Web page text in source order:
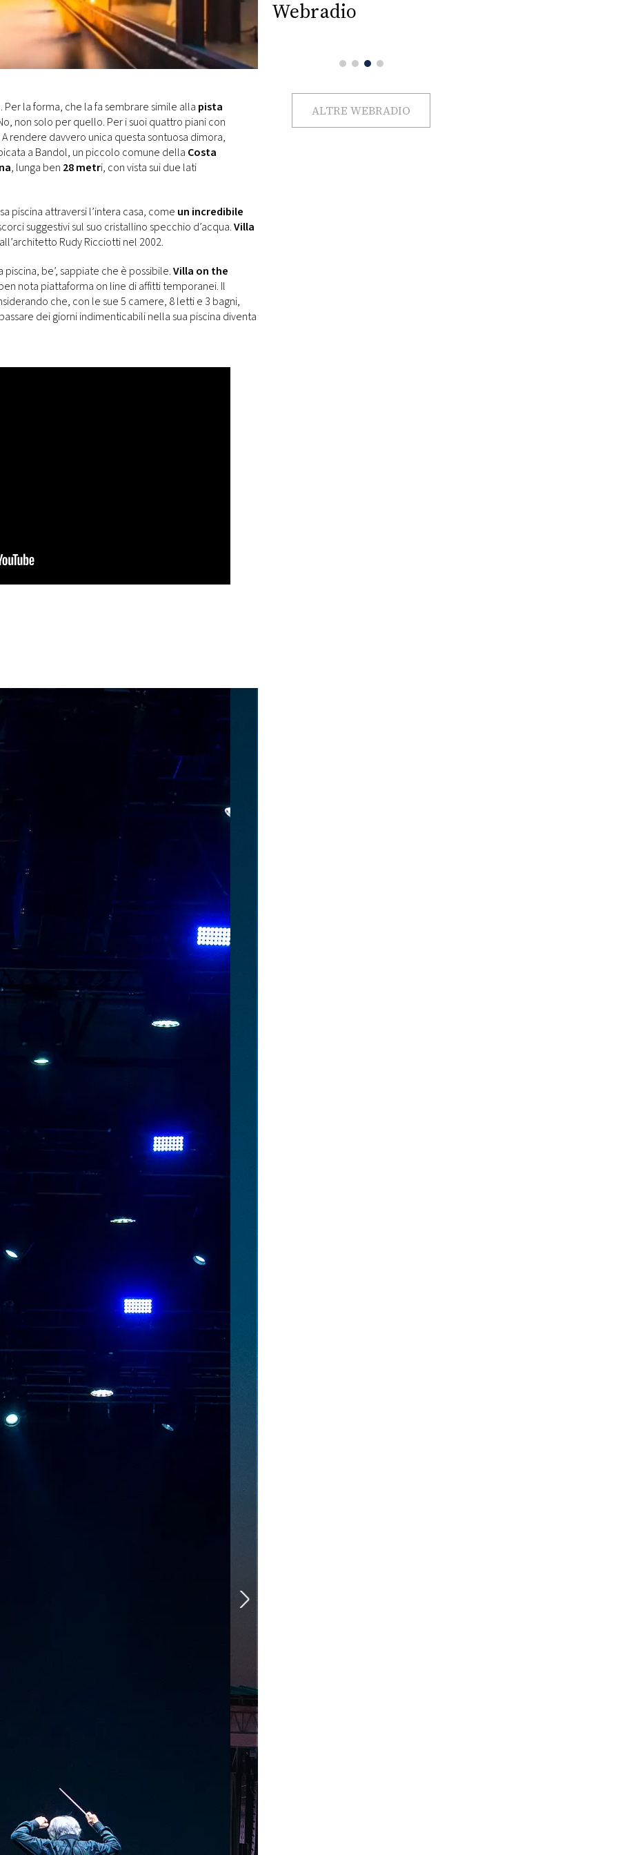
. Per la forma, che la fa sembrare simile alla pista
non solo per quello. Per i suoi quattro piani con
A rendere davvero unica questa sontuosa dimora,
a Bandol, un piccolo comune della Costa
, lunga ben 28 metri, con vista sui due lati
piscina attraversi l’intera casa, come un incredibile
suggestivi sul suo cristallino specchio d’acqua.Villa
Rudy Ricciotti nel 2002.
be’, sappiate che è possibile.Villa on the
nota piattaforma on line di affitti temporanei. Il
che, con le sue 5 camere, 8 letti e 3 bagni,
dei giorni indimenticabili nella sua piscina diventa
Webradio
ALTRE WEBRADIO